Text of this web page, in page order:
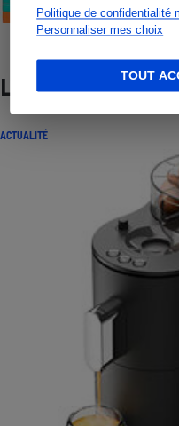
Politique de confidentialité
Personnaliser mes choix
TOUT
Lire aussi
ACTUALITÉ